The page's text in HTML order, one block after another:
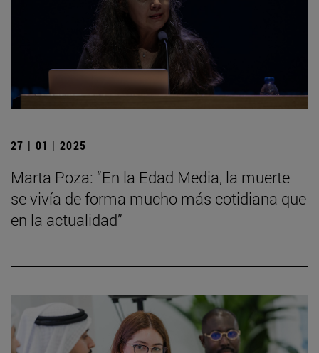
27 | 01 | 2025
Marta Poza: “En la Edad Media, la muerte
se vivía de forma mucho más cotidiana que
en la actualidad”